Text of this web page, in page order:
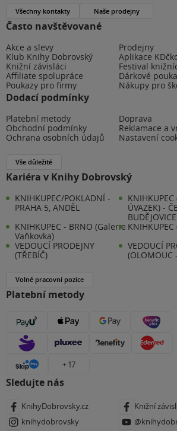
Často navštěvované
Akce a slevy
Prodejny
Klub Knihy Dobrovský
Aplikace
Knižní závisláci
Festival
Affiliate spolupráce
Dárkové
Poukazy pro firmy
Nákupy pro
Dodací podmínky
Platební metody
Doprava
Obchodní podmínky
Reklamace a
Ochrana osobních údajů
Nastavení
Vše důležité
Kariéra v Knihy Dobrovský
KNIHKUPEC/POKLADNÍ -
PRAHA 5, ANDĚL
KNIHKUPEC
ÚVAZEK) -
BUDĚJOVICE
KNIHKUPEC - BRNO (Galerie
Vaňkovka)
KNIHKUPEC
VEDOUCÍ PRODEJNY
(TŘEBÍČ)
VEDOUCÍ
(OLOMOUC
Volné pracovní pozice
Platební metody
+ 17
Sledujte nás
KnihyDobrovsky.cz
Knižní
knihydobrovsky
Všechny kontakty Naše prodejny